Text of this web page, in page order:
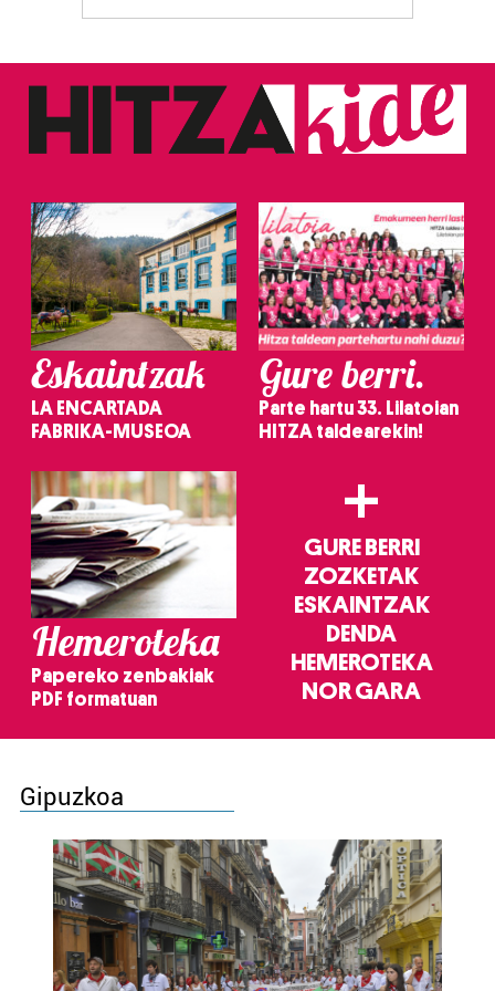
zerbitzuak hobetzeko asmoz, cookie teknologiaz
Eskaintzak
LA ENCARTADA
FABRIKA-MUSEOA
Gure berri.
Parte hartu 33. Lilatoian
HITZA taldearekin!
Hemeroteka
Papereko zenbakiak
PDF formatuan
+
GURE BERRI
ZOZKETAK
ESKAINTZAK
DENDA
HEMEROTEKA
NOR GARA
Gipuzkoa